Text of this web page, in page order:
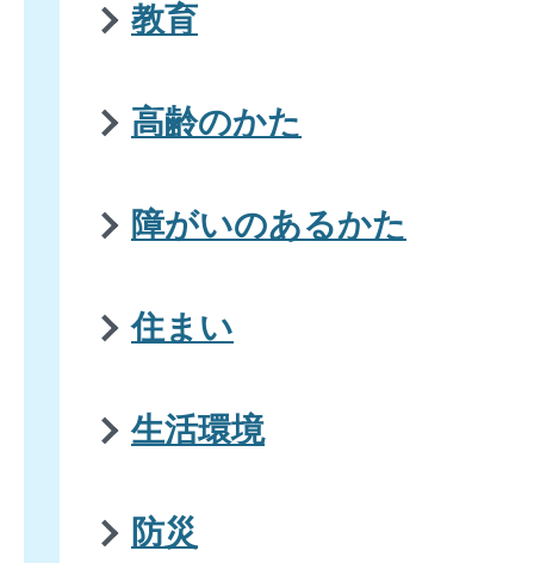
教育
高齢のかた
障がいのあるかた
住まい
生活環境
防災